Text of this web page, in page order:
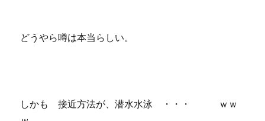
どうやら噂は本当らしい。
しかも 接近方法が、潜水水泳 ・・・ ｗｗ